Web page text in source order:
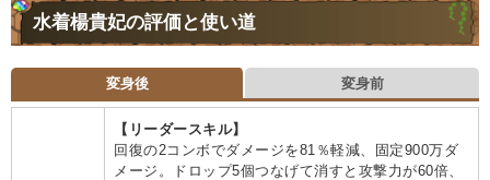
水着楊貴妃の評価と使い道
変身後 変身前
【リーダースキル】
回復の2コンボでダメージを81％軽減、固定900万ダ
メージ。ドロップ5個つなげて消すと攻撃力が60倍、